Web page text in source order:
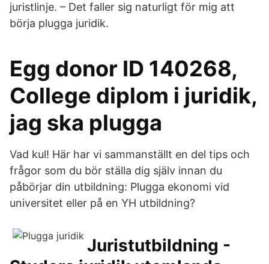
juristlinje. – Det faller sig naturligt för mig att
börja plugga juridik.
Egg donor ID 140268,
College diplom i juridik,
jag ska plugga
Vad kul! Här har vi sammanställt en del tips och
frågor som du bör ställa dig själv innan du
påbörjar din utbildning: Plugga ekonomi vid
universitet eller på en YH utbildning?
Juristutbildning -